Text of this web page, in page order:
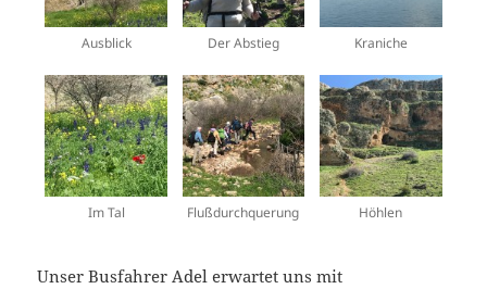
Ausblick Der Abstieg Kraniche
Im Tal Flußdurchquerung Höhlen
Unser Busfahrer Adel erwartet uns mit